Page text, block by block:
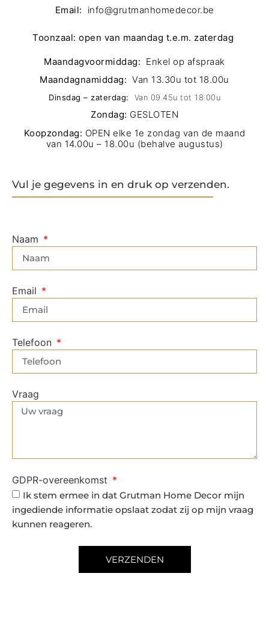
Email:
info@grutmanhomedecor.be
Toonzaal: open van maandag t.e.m. zaterdag
Maandagvoormiddag: Enkel op afspraak
Maandagnamiddag: Van 13.30u tot 18.00u
Dinsdag – zaterdag: Van 09.45u tot 18.00u
Zondag: GESLOTEN
Koopzondag: OPEN elke 1e zondag van de maand
van 14.00u – 18.00u (behalve augustus)
Vul je gegevens in en druk op verzenden.
Naam
Email
Telefoon
Vraag
GDPR-overeenkomst
Ik stem ermee in dat Grutman Home Decor mijn
ingediende informatie opslaat zodat zij op mijn vraag
kunnen reageren.
VERZENDEN